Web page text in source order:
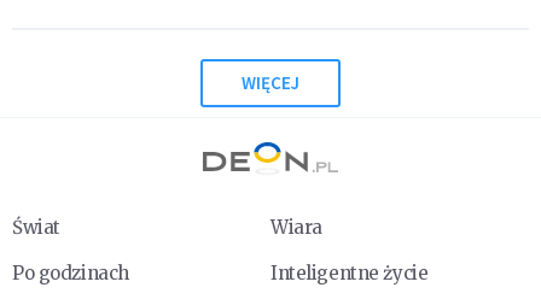
WIĘCEJ
Świat
Wiara
Po godzinach
Inteligentne życie